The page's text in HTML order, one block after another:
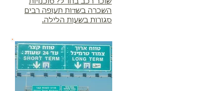
שוכר רכב בחו"ל? סוכנויות
השכרה בשדות תעופה רבים
סגורות בשעות הלילה.